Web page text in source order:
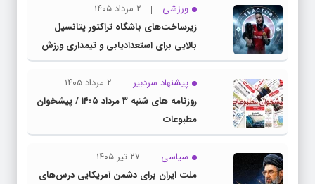
ورزشی
۲ مرداد ۱۴۰۵
زیرساخت‌های باشگاه تراکتور پتانسیل
بالایی برای استعدادیابی و تیمداری ورزش
بانوان دارد
پیشنهاد سردبیر
۲ مرداد ۱۴۰۵
روزنامه های شنبه ۳ مرداد ۱۴۰۵ / پیشخوان
مطبوعات
سیاسی
۲۷ تیر ۱۴۰۵
ملت ایران برای دشمن آمریکایی درس‌های